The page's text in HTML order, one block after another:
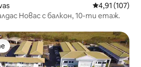
Средна
4,91 (107)
Новас с балкон, 10-ти етаж.